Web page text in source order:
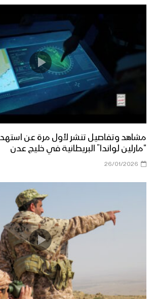
مشاهد وتفاصيل تنشر لأول مرة عن
“مارلين لواندا” البريطانية في خليج عدن
26/01/2026